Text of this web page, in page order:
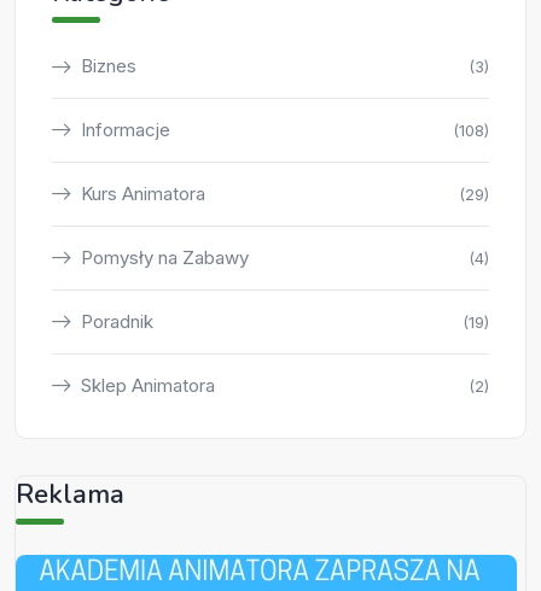
Biznes (3)
Informacje (108)
Kurs Animatora (29)
Pomysły na Zabawy (4)
Poradnik (19)
Sklep Animatora (2)
Reklama